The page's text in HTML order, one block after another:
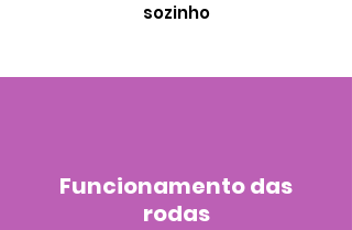
sozinho
Funcionamento das
rodas